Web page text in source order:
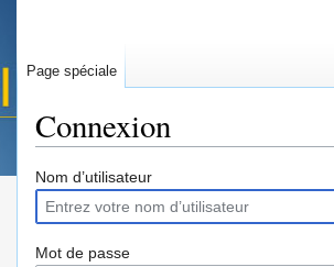
Connexion
Nom d’utilisateur
Mot de passe
Page spéciale